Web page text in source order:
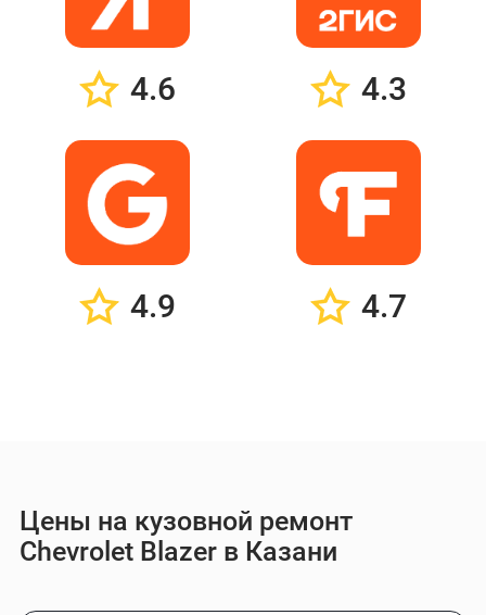
4.6 4.3
4.9 4.7
Цены на кузовной ремонт
Chevrolet Blazer в Казани